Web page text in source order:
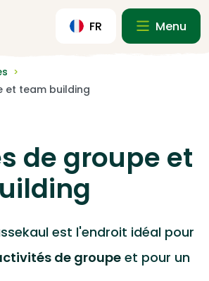
FR Menu
>
et team building
de groupe et
est l'endroit idéal pour
de groupe et pour un